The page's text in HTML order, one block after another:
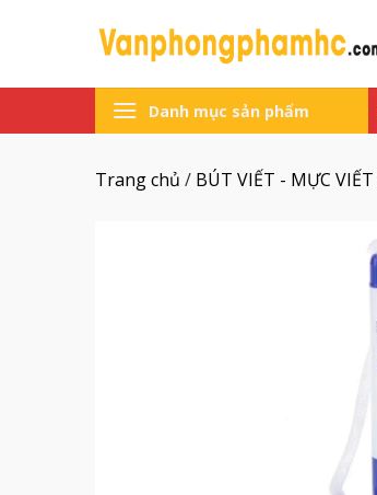
dung
Danh mục sản phẩm
Trang chủ / BÚT VIẾT - MỰC VIẾT